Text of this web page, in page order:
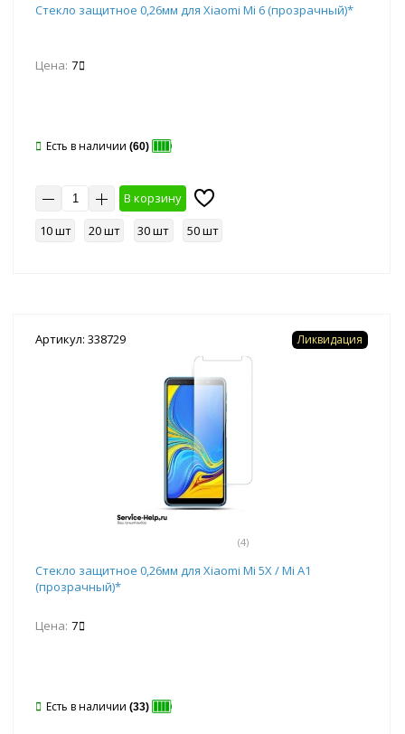
Стекло защитное 0,26мм для Xiaomi Mi 6 (прозрачный)*
Цена: 7
Есть в наличии (60)
В корзину
10 шт
20 шт 30 шт 50 шт
Артикул: 338729
(4)
Ликвидация
Стекло защитное 0,26мм для Xiaomi Mi 5X / Mi A1
(прозрачный)*
Цена: 7
Есть в наличии (33)